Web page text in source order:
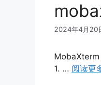
2024年4月20
MobaXterm
1. … 阅读更